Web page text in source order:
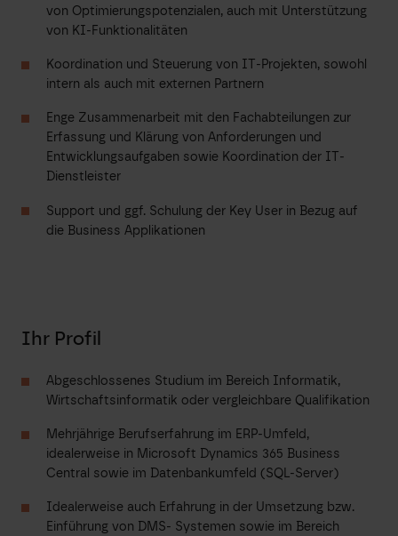
von Optimierungspotenzialen, auch mit Unterstützung
von KI-Funktionalitäten
Koordination und Steuerung von IT-Projekten, sowohl
intern als auch mit externen Partnern
Enge Zusammenarbeit mit den Fachabteilungen zur
Erfassung und Klärung von Anforderungen und
Entwicklungsaufgaben sowie Koordination der IT-
Dienstleister
Support und ggf. Schulung der Key User in Bezug auf
die Business Applikationen
Ihr Profil
Abgeschlossenes Studium im Bereich Informatik,
Wirtschaftsinformatik oder vergleichbare Qualifikation
Mehrjährige Berufserfahrung im ERP-Umfeld,
idealerweise in Microsoft Dynamics 365 Business
Central sowie im Datenbankumfeld (SQL-Server)
Idealerweise auch Erfahrung in der Umsetzung bzw.
Einführung von DMS- Systemen sowie im Bereich